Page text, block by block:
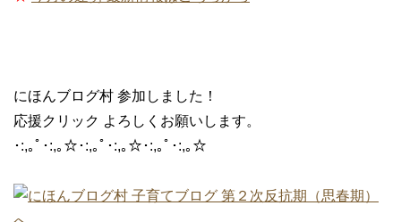
にほんブログ村 参加しました！
応援クリック よろしくお願いします。
･:,｡ﾟ･:,｡☆･:,｡ﾟ･:,｡☆･:,｡ﾟ･:,｡☆